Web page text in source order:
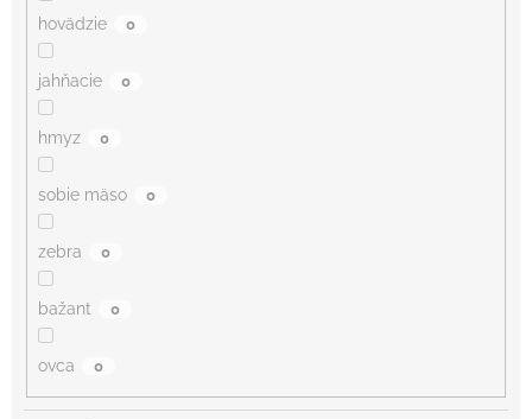
hovädzie 0
jahňacie 0
hmyz 0
sobie mäso 0
zebra 0
bažant 0
ovca 0